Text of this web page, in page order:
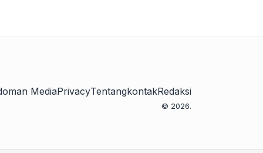
MediaPrivacyTentangkontakRedaksi
© 2026.